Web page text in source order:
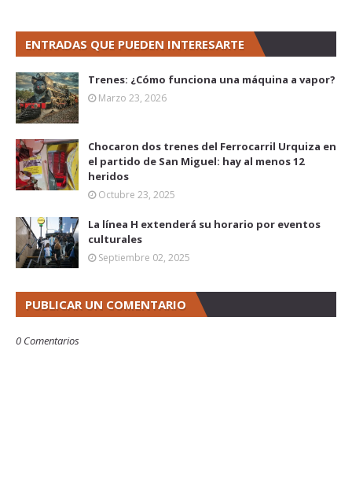
ENTRADAS QUE PUEDEN INTERESARTE
Trenes: ¿Cómo funciona una máquina a vapor?
Marzo 23, 2026
Chocaron dos trenes del Ferrocarril Urquiza en
el partido de San Miguel: hay al menos 12
heridos
Octubre 23, 2025
La línea H extenderá su horario por eventos
culturales
Septiembre 02, 2025
PUBLICAR UN COMENTARIO
0 Comentarios